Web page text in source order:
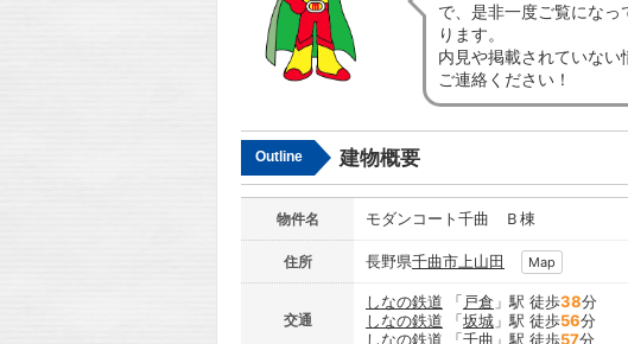
で、是非一度ご覧にな
ります。
内見や掲載されていない
ご連絡ください！
Outline 建物概要
物件名 モダンコート千曲 Ｂ棟
住所 長野県千曲市 上山田 Map
交通
しなの鉄道 「戸倉 」駅 徒歩38分
しなの鉄道 「坂城 」駅 徒歩56分
しなの鉄道 「千曲 」駅 徒歩57分